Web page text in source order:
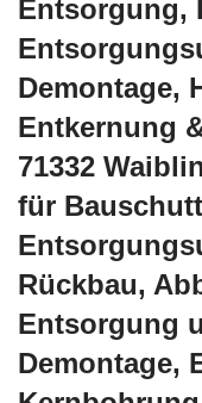
Entsorgung,
Demontage,
Entkernung
71332
für Bauschutt
Rückbau,
Entsorgung
Demontage,